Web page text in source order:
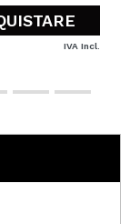
IVA Incl.